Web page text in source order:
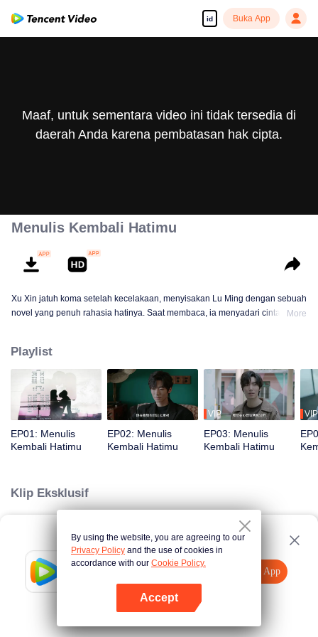
id Buka App
Tencent Video
Buka App
Tekan di sini
Maaf, untuk sementara video ini tidak tersedia di
daerah Anda karena pembatasan hak cipta.
Menulis Kembali Hatimu
Xu Xin jatuh koma setelah kecelakaan, menyisakan Lu Ming dengan sebuah
novel yang penuh rahasia hatinya. Saat membaca, ia menyadari cinta yang
More
Playlist
EP01: Menulis
Kembali Hatimu
EP02: Menulis
Kembali Hatimu
VIP
EP03: Menulis
Kembali Hatimu
VIP
Klip Eksklusif
Loading…By using the website, you are agreeing to our
Privacy Policy and the use of cookies in
accordance with our Cookie Policy.
Accept